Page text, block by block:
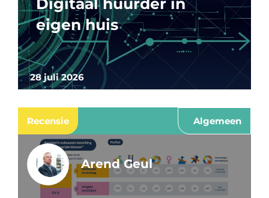
28 juli 2026
Digitaal huurder in
eigen huis
Recensie Algemeen
Arend Geul